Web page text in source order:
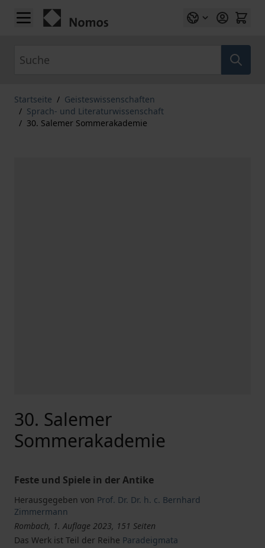
Zum Inhalt springen
Startseite / Geisteswissenschaften
/ Sprach- und Literaturwissenschaft
/ 30. Salemer Sommerakademie
30. Salemer
Sommerakademie
Feste und Spiele in der Antike
Herausgegeben von Prof. Dr. Dr. h. c. Bernhard
Zimmermann
Rombach, 1. Auflage 2023, 151 Seiten
Das Werk ist Teil der Reihe Paradeigmata